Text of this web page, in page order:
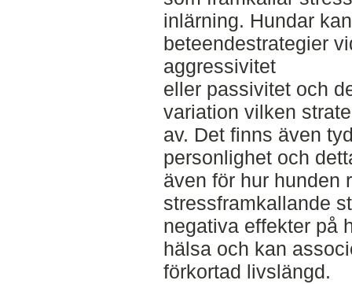
inlärning. Hundar
beteendestrategier
aggressivitet
eller passivitet och
variation vilken
av. Det finns även
personlighet och
även för hur hunden
stressframkallande
negativa effekter på
hälsa och kan
förkortad livslängd.